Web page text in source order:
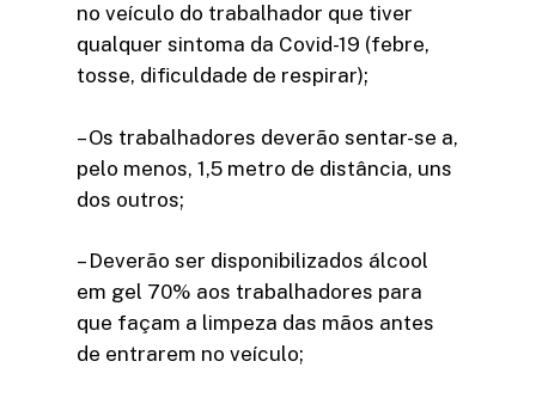
no veículo do trabalhador que tiver
qualquer sintoma da Covid-19 (febre,
tosse, dificuldade de respirar);
– Os trabalhadores deverão sentar-se a,
pelo menos, 1,5 metro de distância, uns
dos outros;
– Deverão ser disponibilizados álcool
em gel 70% aos trabalhadores para
que façam a limpeza das mãos antes
de entrarem no veículo;